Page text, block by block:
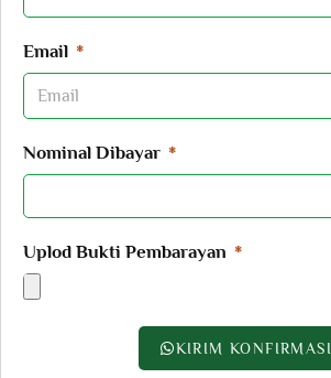
Email
Nominal Dibayar
Uplod Bukti Pembarayan
KIRIM KONFIRMASI